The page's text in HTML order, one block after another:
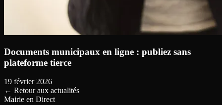
Documents municipaux en ligne : publiez sans
plateforme tierce
19 février 2026
← Retour aux actualités
Mairie en Direct